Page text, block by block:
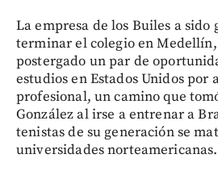
La empresa de los Builes a sido
terminar el colegio en Medellín,
postergado un par de
estudios en Estados Unidos por
profesional, un camino que
González al irse a entrenar a
tenistas de su generación se
universidades norteamericanas.